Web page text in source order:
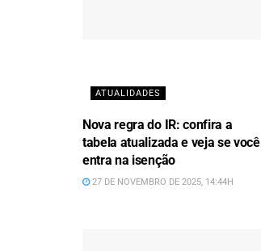
ATUALIDADES
Nova regra do IR: confira a
tabela atualizada e veja se você
entra na isenção
27 DE NOVEMBRO DE 2025, 14:44H